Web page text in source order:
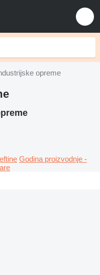
opreme
Godina proizvodnje -